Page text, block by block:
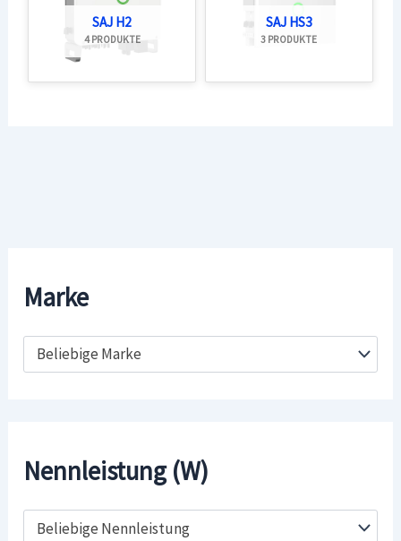
Marke
Beliebige Marke
Nennleistung (W)
Beliebige Nennleistung
SAJ H2
4 PRODUKTE
SAJ HS3
3 PRODUKTE